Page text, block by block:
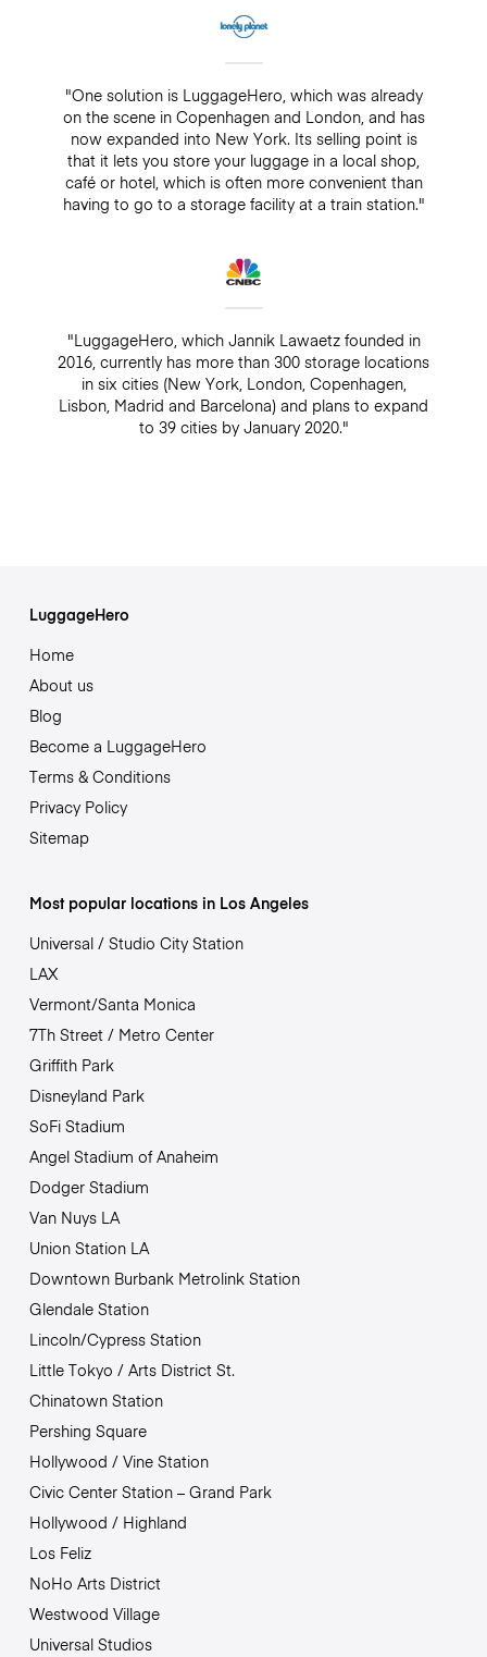
"One solution is LuggageHero, which was already
on the scene in Copenhagen and London, and has
now expanded into New York. Its selling point is
that it lets you store your luggage in a local shop,
café or hotel, which is often more convenient than
having to go to a storage facility at a train station."
"LuggageHero, which Jannik Lawaetz founded in
2016, currently has more than 300 storage locations
in six cities (New York, London, Copenhagen,
Lisbon, Madrid and Barcelona) and plans to expand
to 39 cities by January 2020."
LuggageHero
Home
About us
Blog
Become a LuggageHero
Terms & Conditions
Privacy Policy
Sitemap
Most popular locations in Los Angeles
Universal / Studio City Station
LAX
Vermont/Santa Monica
7Th Street / Metro Center
Griffith Park
Disneyland Park
SoFi Stadium
Angel Stadium of Anaheim
Dodger Stadium
Van Nuys LA
Union Station LA
Downtown Burbank Metrolink Station
Glendale Station
Lincoln/Cypress Station
Little Tokyo / Arts District St.
Chinatown Station
Pershing Square
Hollywood / Vine Station
Civic Center Station – Grand Park
Hollywood / Highland
Los Feliz
NoHo Arts District
Westwood Village
Universal Studios